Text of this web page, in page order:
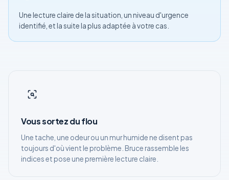
Une lecture claire de la situation, un niveau d'urgence
identifié, et la suite la plus adaptée à votre cas.
Vous sortez du flou
Une tache, une odeur ou un mur humide ne disent pas
toujours d'où vient le problème. Bruce rassemble les
indices et pose une première lecture claire.